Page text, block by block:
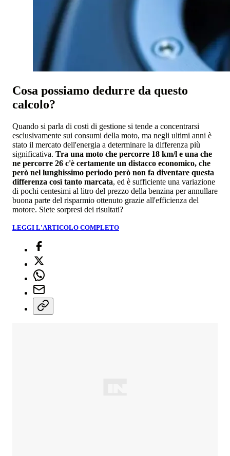
Cosa possiamo dedurre da questo
calcolo?
Quando si parla di costi di gestione si tende a concentrarsi
esclusivamente sui consumi della moto, ma negli ultimi anni è
stato il mercato dell'energia a determinare la differenza più
significativa. Tra una moto che percorre 18 km/l e una che
ne percorre 26 c'è certamente un distacco economico, che
però nel lunghissimo periodo però non fa diventare questa
differenza così tanto marcata, ed è sufficiente una variazione
di pochi centesimi al litro del prezzo della benzina per annullare
buona parte del risparmio ottenuto grazie all'efficienza del
motore. Siete sorpresi dei risultati?
LEGGI L'ARTICOLO COMPLETO